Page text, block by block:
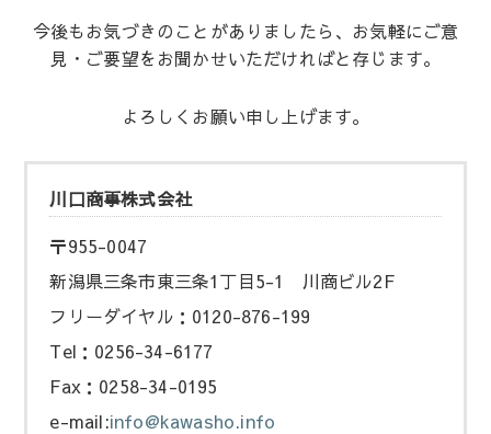
今後もお気づきのことがありましたら、お気軽にご意
見・ご要望をお聞かせいただければと存じます。
よろしくお願い申し上げます。
川口商事株式会社
〒955-0047
新潟県三条市東三条1丁目5-1 川商ビル2F
フリーダイヤル：0120-876-199
Tel：0256-34-6177
Fax：0258-34-0195
e-mail:info@kawasho.info